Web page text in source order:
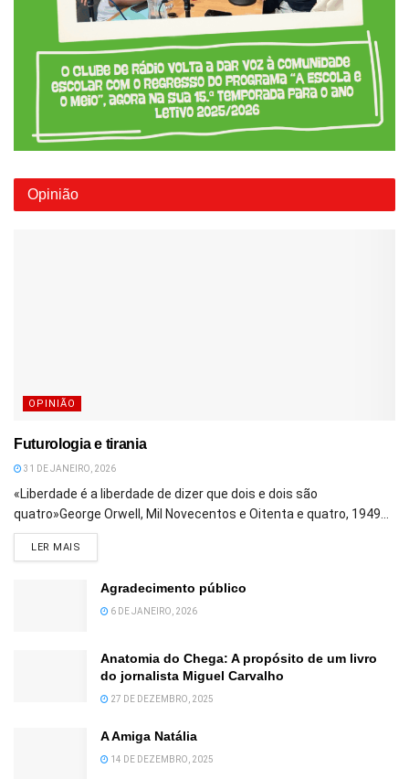
Opinião
OPINIÃO
Futurologia e tirania
31 DE JANEIRO, 2026
«Liberdade é a liberdade de dizer que dois e dois são
quatro»George Orwell, Mil Novecentos e Oitenta e quatro, 1949...
LER MAIS
Agradecimento público
6 DE JANEIRO, 2026
Anatomia do Chega: A propósito de um livro
do jornalista Miguel Carvalho
27 DE DEZEMBRO, 2025
A Amiga Natália
14 DE DEZEMBRO, 2025